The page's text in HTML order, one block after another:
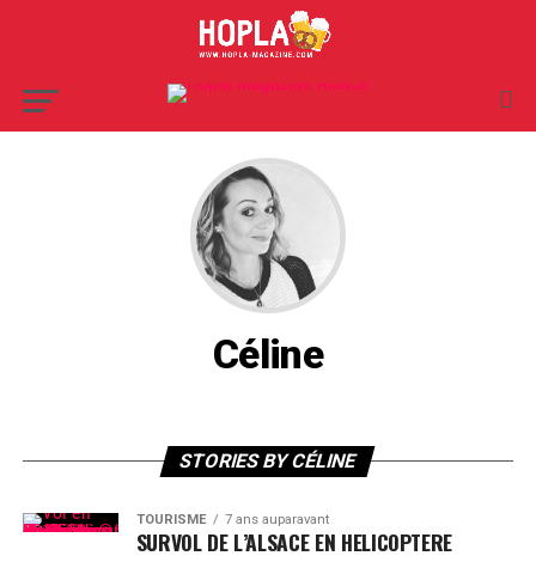
Céline
STORIES BY CÉLINE
TOURISME 7 ans auparavant
SURVOL DE L’ALSACE EN HELICOPTERE